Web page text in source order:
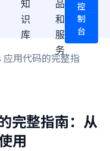
知
识
库
品
和
服
务
控
制
台
应用代码的完整指
完整指南：从
用